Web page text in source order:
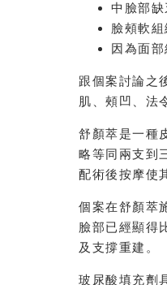
中臉部
臉頰軟
因為面
跟個案討論之
肌、頰凹、法
舒顏萃是一種
略等同兩支到
配術後按摩使
個案在舒顏萃
臉部已經顯得
及支撐重建。
玻尿酸填充劑